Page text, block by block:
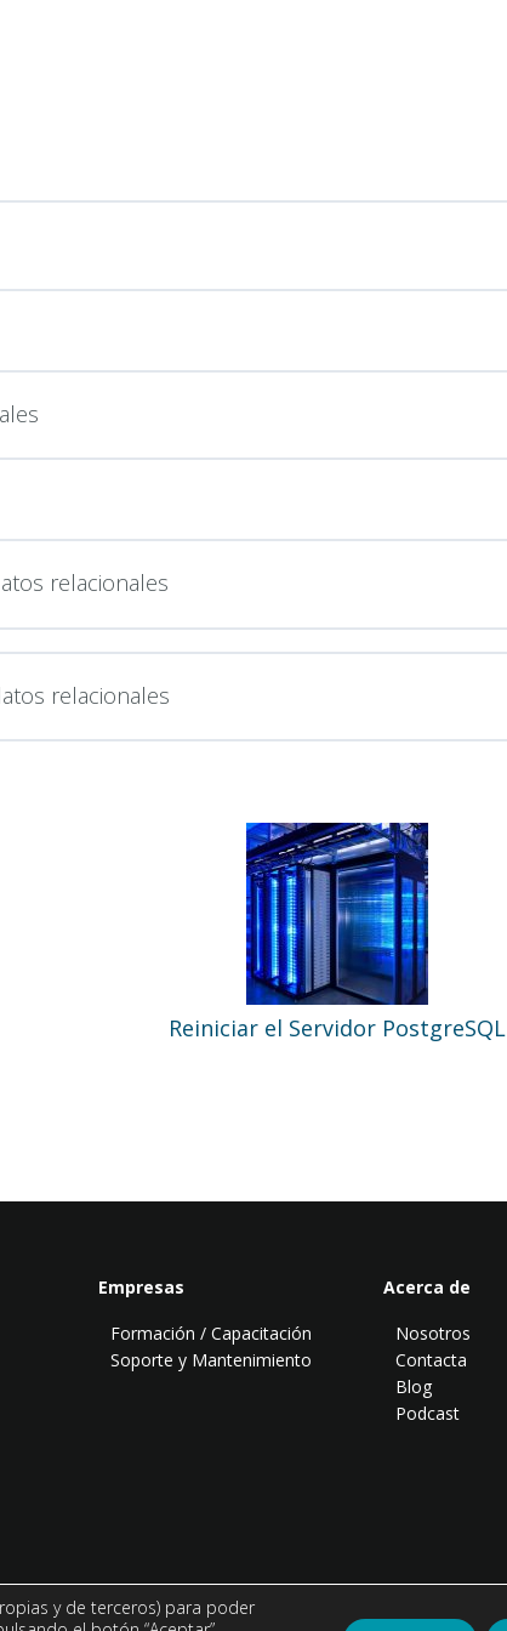
relacionales
relacionales
Reiniciar el Servidor PostgreSQL
Empresas
Formación / Capacitación
Soporte y Mantenimiento
Acerca de
Nosotros
Contacta
Blog
Podcast
deAbatic Soluciones Tecnológicas.
reservados.
y de terceros) para poder